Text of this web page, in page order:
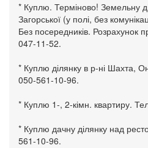
* Куплю. Терміново! Земельну
Загорської (у полі, без
Без посередників. Розрахунок
047-11-52.
* Куплю ділянку в р-ні Шахта,
050-561-10-96.
* Куплю 1-, 2-кімн. квартиру.
* Куплю дачну ділянку над
561-10-96.